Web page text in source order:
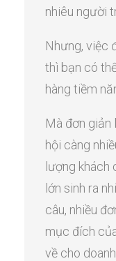
nhiêu người
Nhưng, việc
thì bạn có
hàng tiềm
Mà đơn giản
hội càng
lượng khách
lớn sinh ra
câu, nhiều
mục đích
về cho